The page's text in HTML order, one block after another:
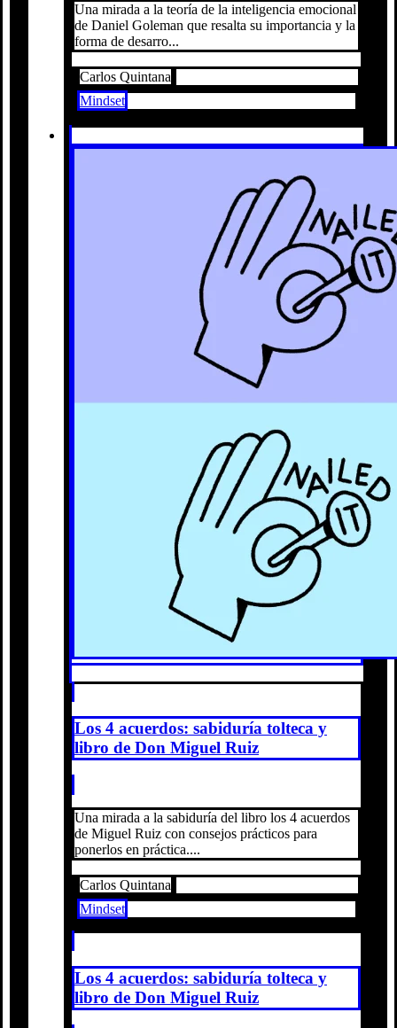
Una mirada a la teoría de la inteligencia emocional
de Daniel Goleman que resalta su importancia y la
forma de desarro...
Carlos Quintana
Mindset
Los 4 acuerdos: sabiduría tolteca y
libro de Don Miguel Ruiz
Una mirada a la sabiduría del libro los 4 acuerdos
de Miguel Ruiz con consejos prácticos para
ponerlos en práctica....
Carlos Quintana
Mindset
Los 4 acuerdos: sabiduría tolteca y
libro de Don Miguel Ruiz